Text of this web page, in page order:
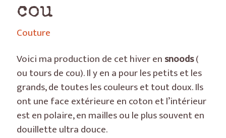
cou
Couture
Voici ma production de cet hiver ensnoods(
ou tours de cou). Il y en a pour les petits et les
grands, de toutes les couleurs et tout doux. Ils
ont une face extérieure en coton et l’intérieur
est en polaire, en mailles ou le plus souvent en
douillette ultra douce.